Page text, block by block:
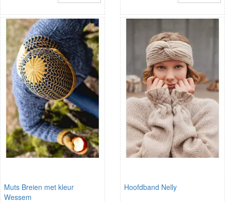
Muts Breien met kleur
Wessem
Hoofdband Nelly